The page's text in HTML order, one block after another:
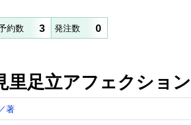
約数 3 発注数 0
里足立アフェ
著